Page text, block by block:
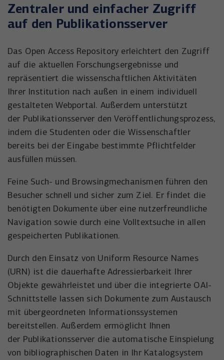
Zentraler und einfacher Zugriff
auf den Publikationsserver
Das Open Access Repository erleichtert den Zugriff
auf die aktuellen Forschungsergebnisse und
repräsentiert die wissenschaftlichen Aktivitäten
Ihrer Institution nach außen in einem individuell
gestalteten Webportal. Außerdem unterstützt
der Publikationsserver den Veröffentlichungsprozess,
indem die Studenten oder die Wissenschaftler
bereits bei der Eingabe bestimmte Pflichtfelder
ausfüllen müssen.
Feine Such- und Browsingmechanismen führen den
Besucher schnell und sicher zum Ziel. Er findet die
benötigten Dokumente über eine nutzerfreundliche
Navigation sowie durch eine Volltextsuche in allen
gespeicherten Publikationen.
Durch den Einsatz von Uniform Resource Names
(URN) ist die dauerhafte Adressierbarkeit Ihrer
Objekte gewährleistet und über die integrierte OAI-
Schnittstelle lassen sich Dokumente zum Austausch
mit übergeordneten Informationssystemen
bereitstellen. Außerdem ermöglicht Ihnen
der Publikationsserver die automatische Einspielung
von bibliographischen Daten in Ihr Katalogsystem